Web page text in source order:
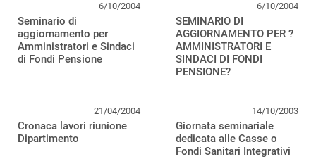
6/10/2004
Seminario di
aggiornamento per
Amministratori e Sindaci
di Fondi Pensione
6/10/2004
SEMINARIO DI
AGGIORNAMENTO PER ?
AMMINISTRATORI E
SINDACI DI FONDI
PENSIONE?
21/04/2004
Cronaca lavori riunione
Dipartimento
14/10/2003
Giornata seminariale
dedicata alle Casse o
Fondi Sanitari Integrativi